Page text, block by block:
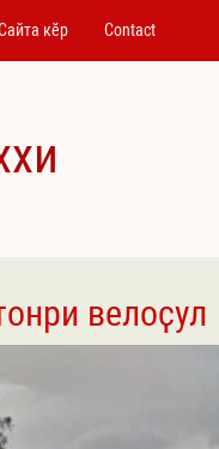
кӗр Contact
велоҫул